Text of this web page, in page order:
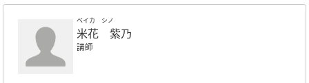
ベイカ シノ
米花 紫乃
講師